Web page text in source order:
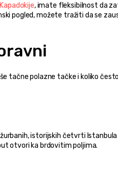
, imate fleksibilnost da
pogled, možete tražiti da se
tačne polazne tačke i koliko
istorijskih četvrti Istanbula
otvori ka brdovitim poljima.